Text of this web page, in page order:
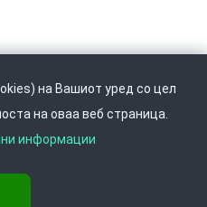
Следете не на
на Вашиот уред со цел
на оваа веб страница.
информации